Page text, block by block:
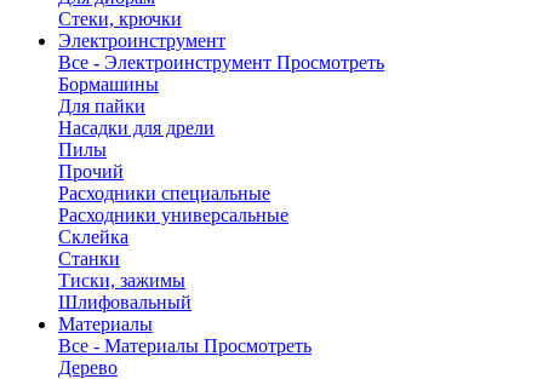
Стеки, крючки
Электроинструмент
Все - Электроинструмент Просмотреть
Бормашины
Для пайки
Насадки для дрели
Пилы
Прочий
Расходники специальные
Расходники универсальные
Склейка
Станки
Тиски, зажимы
Шлифовальный
Материалы
Все - Материалы Просмотреть
Дерево